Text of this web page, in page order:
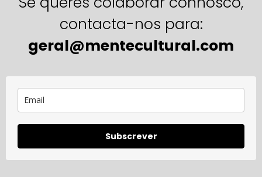
contacta-nos para:
geral@mentecultural.com
Subscrever